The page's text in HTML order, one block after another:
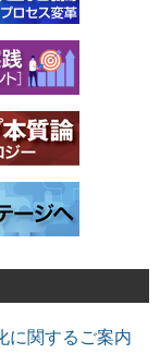
に関するご案内